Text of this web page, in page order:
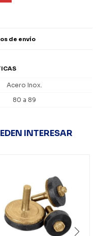
de envío
Acero Inox.
80 a 89
INTERESAR